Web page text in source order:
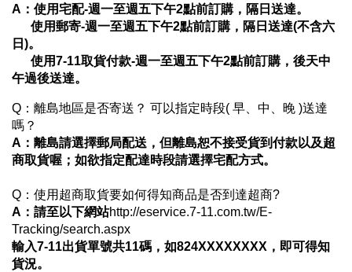
A：使用宅配-週一至週五下午2點前訂購，隔日送達。
使用郵寄-週一至週五下午2點前訂購，隔日送達(不含六
日)。
使用7-11取貨付款-週一至週五下午2點前訂購，後天中
午過後送達。
Q：離島地區是否寄送？ 可以指定時段( 早、中、晚 )送達
嗎？
A ：離島請選擇郵局配送，但離島恕不接受貨到付款以及超
商取貨喔；如欲指定配達時段請選擇宅配方式。
Q：使用超商取貨要如何得知商品是否到達超商?
A ：請至以下網站http://eservice.7-11.com.tw/E-
Tracking/search.aspx
輸入7-11出貨單號共11碼，如824XXXXXXXX，即可得知
貨況。